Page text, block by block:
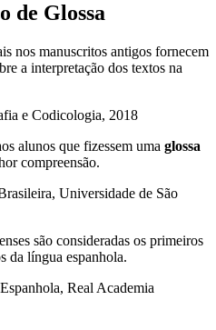
de Glossa
nos manuscritos antigos fornecem
a interpretação dos textos na
e Codicologia, 2018
alunos que fizessem uma glossa
compreensão.
Universidade de São
são consideradas os primeiros
da língua espanhola.
Real Academia